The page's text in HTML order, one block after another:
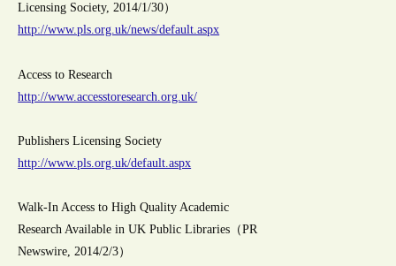
Licensing Society, 2014/1/30）
http://www.pls.org.uk/news/default.aspx
Access to Research
http://www.accesstoresearch.org.uk/
Publishers Licensing Society
http://www.pls.org.uk/default.aspx
Walk-In Access to High Quality Academic
Research Available in UK Public Libraries（PR
Newswire, 2014/2/3）